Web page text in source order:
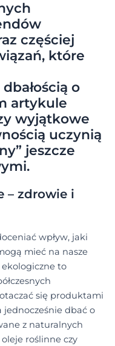
częściej
które
o
artykule
wyjątkowe
uczynią
jeszcze
– zdrowie i
wpływ, jaki
mieć na nasze
to
się produktami
jednocześnie dbać o
z naturalnych
roślinne czy